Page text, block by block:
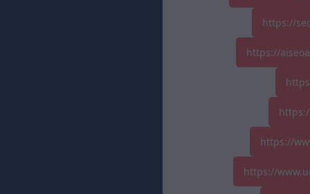
https://
https://
https://
https://